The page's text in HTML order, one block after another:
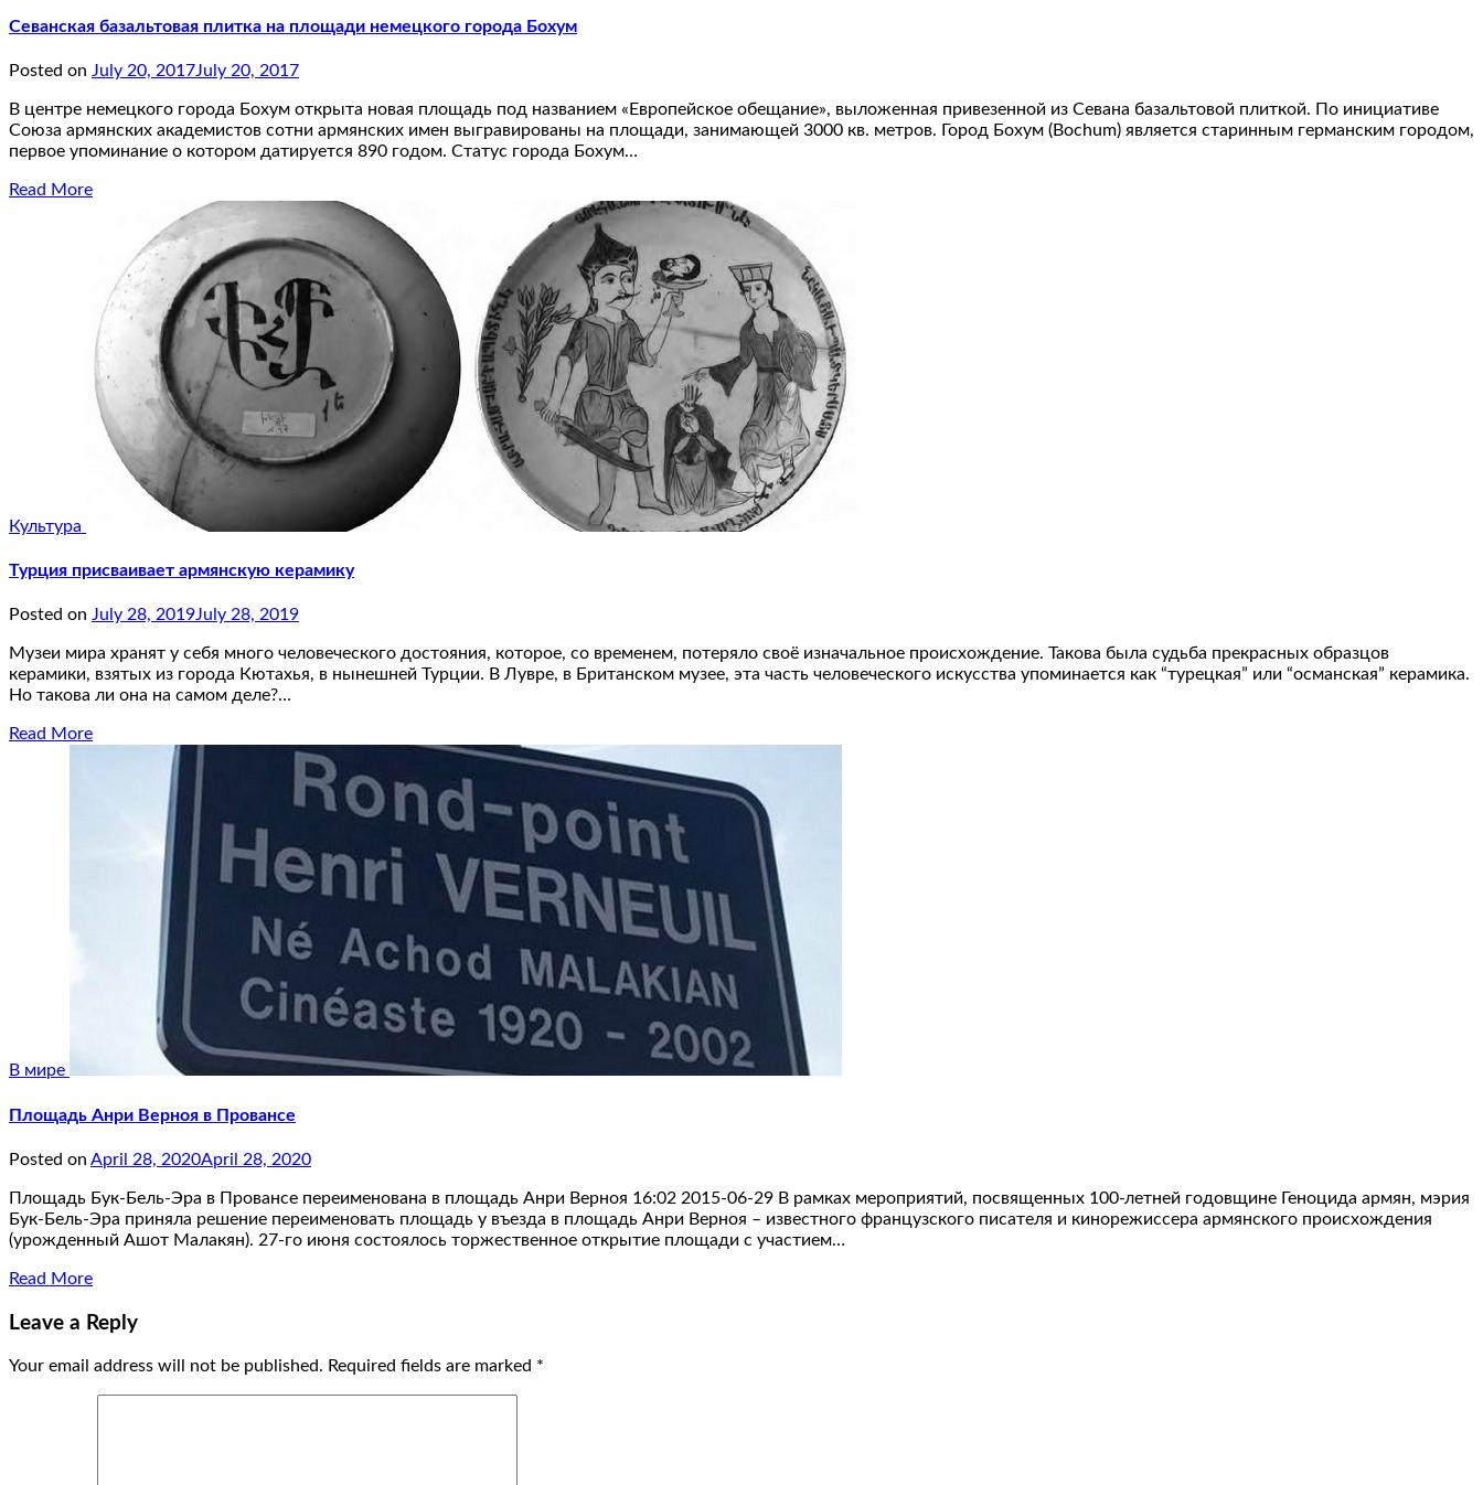
Севанская базальтовая плитка на площади немецкого города Бохум
Posted on July 20, 2017July 20, 2017
В центре немецкого города Бохум открыта новая площадь под названием «Европейское обещание», выложенная привезенной из Севана базальтовой плиткой. По инициативе
Союза армянских академистов сотни армянских имен выгравированы на площади, занимающей 3000 кв. метров. Город Бохум (Bochum) является старинным германским городом,
первое упоминание о котором датируется 890 годом. Статус города Бохум…
Read More
Культура
Турция присваивает армянскую керамику
Posted on July 28, 2019July 28, 2019
Музеи мира хранят у себя много человеческого достояния, которое, со временем, потеряло своё изначальное происхождение. Такова была судьба прекрасных образцов
керамики, взятых из города Кютахья, в нынешней Турции. В Лувре, в Британском музее, эта часть человеческого искусства упоминается как “турецкая” или “османская” керамика.
Но такова ли она на самом деле?…
Read More
В мире
Площадь Анри Верноя в Провансе
Posted on April 28, 2020April 28, 2020
Площадь Бук-Бель-Эра в Провансе переименована в площадь Анри Верноя 16:02 2015-06-29 В рамках мероприятий, посвященных 100-летней годовщине Геноцида армян, мэрия
Бук-Бель-Эра приняла решение переименовать площадь у въезда в площадь Анри Верноя – известного французского писателя и кинорежиссера армянского происхождения
(урожденный Ашот Малакян). 27-го июня состоялось торжественное открытие площади с участием…
Read More
Leave a Reply
Your email address will not be published. Required fields are marked *